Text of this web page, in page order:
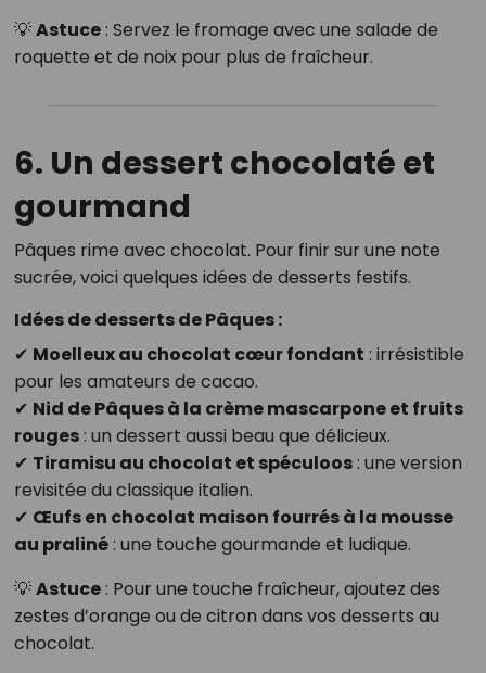
💡Astuce: Servez le fromage avec une salade de
roquette et de noix pour plus de fraîcheur.
6. Un dessert chocolaté et
gourmand
Pâques rime avec chocolat. Pour finir sur une note
sucrée, voici quelques idées de desserts festifs.
Idées de desserts de Pâques :
✔ Moelleux au chocolat cœur fondant : irrésistible
pour les amateurs de cacao.
✔ Nid de Pâques à la crème mascarpone et fruits
rouges: un dessert aussi beau que délicieux.
✔ Tiramisu au chocolat et spéculoos: une version
revisitée du classique italien.
✔ Œufs en chocolat maison fourrés à la mousse
au praliné: une touche gourmande et ludique.
💡Astuce: Pour une touche fraîcheur, ajoutez des
zestes d’orange ou de citron dans vos desserts au
chocolat.